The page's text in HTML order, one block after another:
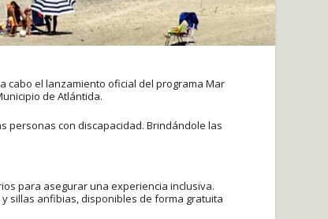
cabo el lanzamiento oficial del programa Mar
de Atlántida.
personas con discapacidad. Brindándole las
para asegurar una experiencia inclusiva.
sillas anfibias, disponibles de forma gratuita